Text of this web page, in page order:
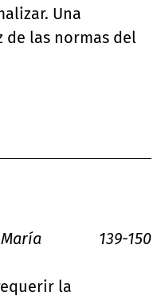
Una
de las normas del
139-150
la